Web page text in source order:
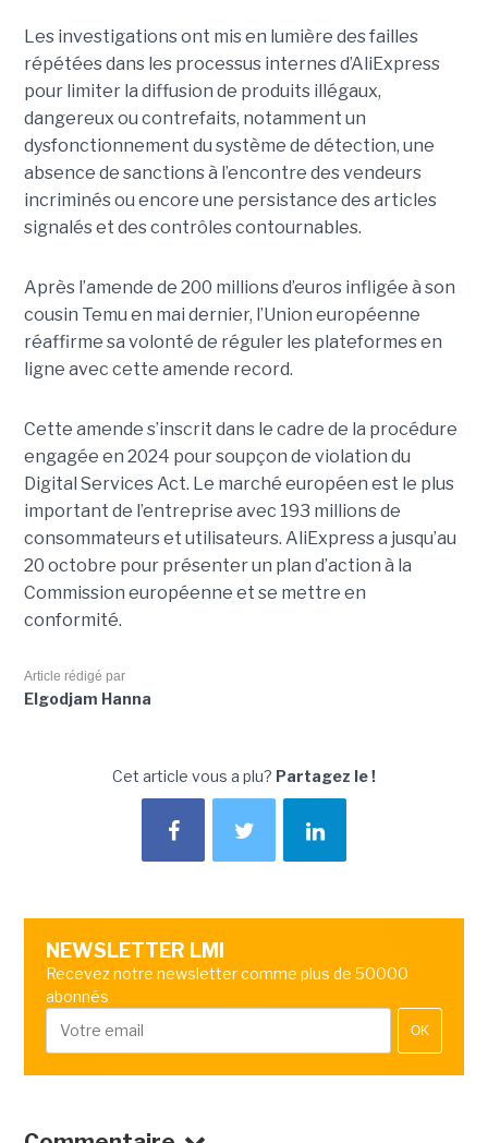
Les investigations ont mis en lumière des failles
répétées dans les processus internes d’AliExpress
pour limiter la diffusion de produits illégaux,
dangereux ou contrefaits, notamment un
dysfonctionnement du système de détection, une
absence de sanctions à l’encontre des vendeurs
incriminés ou encore une persistance des articles
signalés et des contrôles contournables.
Après l’amende de 200 millions d’euros infligée à son
cousin Temu en mai dernier, l’Union européenne
réaffirme sa volonté de réguler les plateformes en
ligne avec cette amende record.
Cette amende s’inscrit dans le cadre de la procédure
engagée en 2024 pour soupçon de violation du
Digital Services Act. Le marché européen est le plus
important de l’entreprise avec 193 millions de
consommateurs et utilisateurs. AliExpress a jusqu’au
20 octobre pour présenter un plan d’action à la
Commission européenne et se mettre en
conformité.
Article rédigé par
Elgodjam Hanna
Cet article vous a plu? Partagez le !
NEWSLETTER LMI
Recevez notre newsletter comme plus de 50000
abonnés
OK